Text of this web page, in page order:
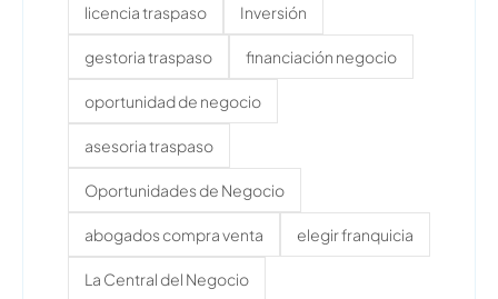
licencia traspaso Inversión
gestoria traspaso financiación negocio
oportunidad de negocio
asesoria traspaso
Oportunidades de Negocio
abogados compra venta elegir franquicia
La Central del Negocio